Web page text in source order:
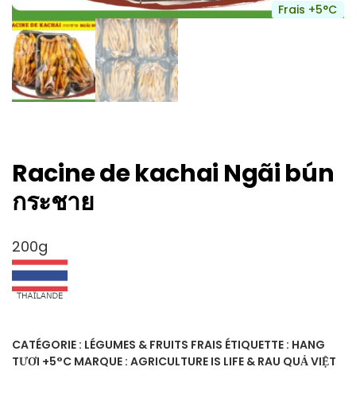
Frais +5°C
Racine de kachai Ngãi bún
กระชาย
200g
CATÉGORIE : LÉGUMES & FRUITS FRAIS ÉTIQUETTE : HANG
TƯƠI +5°C MARQUE : AGRICULTURE IS LIFE & RAU QUẢ VIỆT